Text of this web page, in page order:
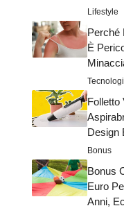
Lifestyle
Perché
È
Folletto
Design
Bonus
Bonus
Euro
Anni,